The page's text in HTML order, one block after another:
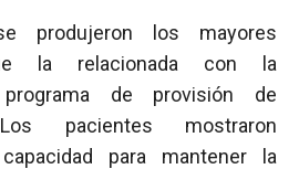
produjeron los mayores
la relacionada con la
de provisión de
Los pacientes mostraron
para mantener la